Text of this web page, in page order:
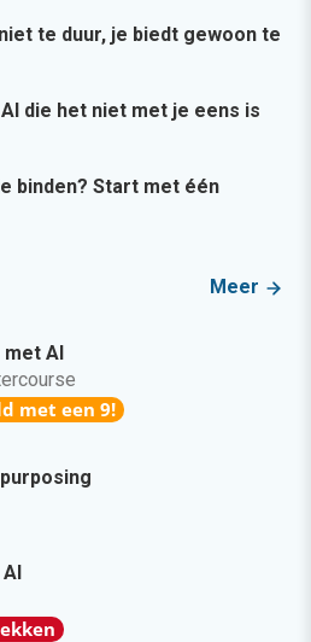
te duur, je biedt gewoon te
die het niet met je eens is
binden? Start met één
Meer
met AI
met een 9!